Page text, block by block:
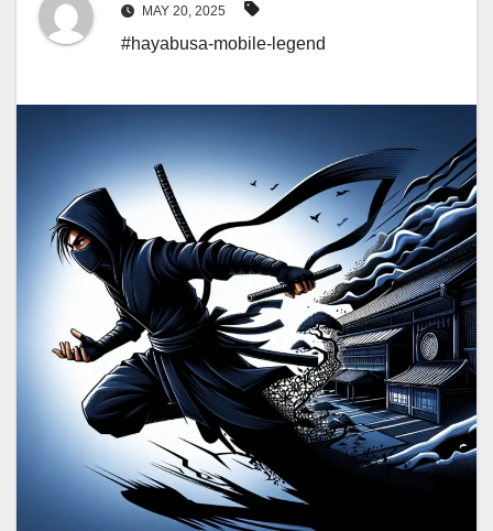
MAY 20, 2025
#hayabusa-mobile-legend